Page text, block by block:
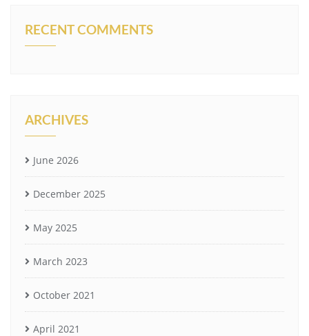
RECENT COMMENTS
ARCHIVES
June 2026
December 2025
May 2025
March 2023
October 2021
April 2021